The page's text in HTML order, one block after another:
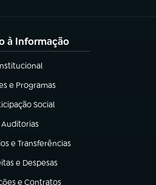
à Informação
em nova aba)
e Programas
em nova aba)
Social
em nova aba)
Auditorias
(abre em nova aba)
e Transferências
nova aba)
e Despesas
em nova aba)
e Contratos